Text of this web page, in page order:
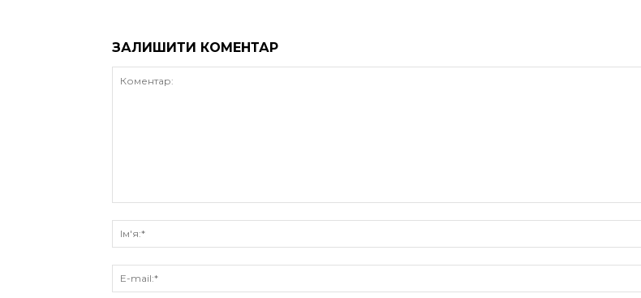
ЗАЛИШИТИ КОМЕНТАР